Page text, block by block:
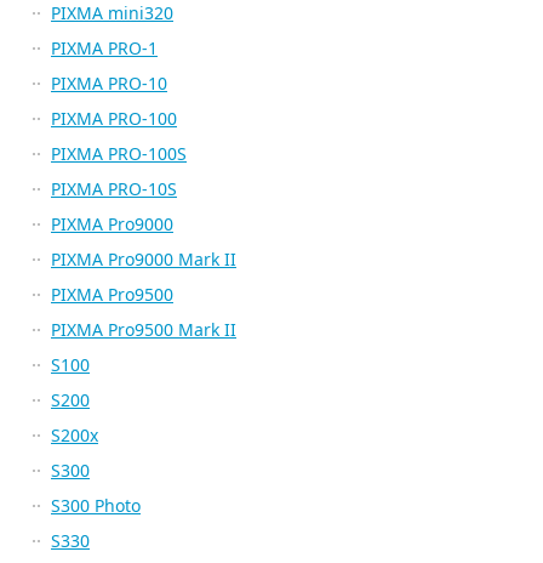
PIXMA mini320
PIXMA PRO-1
PIXMA PRO-10
PIXMA PRO-100
PIXMA PRO-100S
PIXMA PRO-10S
PIXMA Pro9000
PIXMA Pro9000 Mark II
PIXMA Pro9500
PIXMA Pro9500 Mark II
S100
S200
S200x
S300
S300 Photo
S330